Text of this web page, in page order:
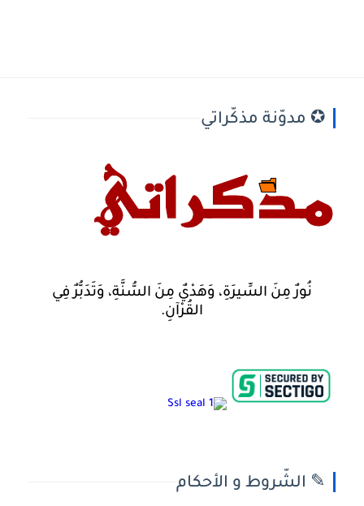
✪ مدوّنة مذكّراتي
نُورٌ مِنَ السِّيرَةِ، وَهَدْيٌ مِنَ السُّنَّةِ، وَتَدَبُّرٌ فِي
القُرْآنِ.
✎ الشّروط و الأحكام